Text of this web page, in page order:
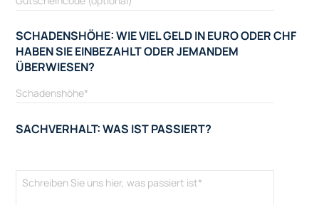
SCHADENSHÖHE: WIE VIEL GELD IN EURO ODER CHF
HABEN SIE EINBEZAHLT ODER JEMANDEM
ÜBERWIESEN?
SACHVERHALT: WAS IST PASSIERT?